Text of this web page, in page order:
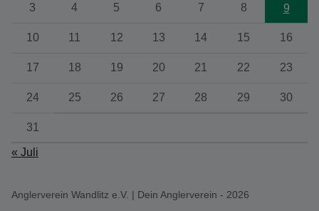
3 4 5 6 7 8 9
10 11 12 13 14 15 16
17 18 19 20 21 22 23
24 25 26 27 28 29 30
31
« Juli
Anglerverein Wandlitz e.V. | Dein Anglerverein - 2026